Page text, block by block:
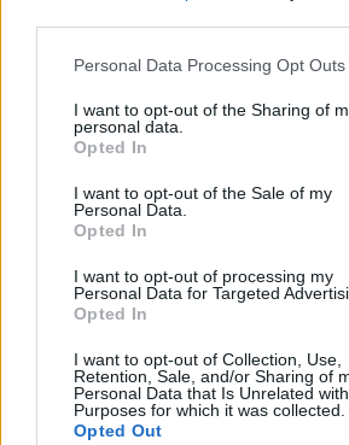
Personal Data Processing Opt Outs
I want to opt-out of the Sharing of
personal data.
Opted In
I want to opt-out of the Sale of my
Personal Data.
Opted In
I want to opt-out of processing my
Personal Data for Targeted
Opted In
I want to opt-out of Collection, Use,
Retention, Sale, and/or Sharing of
Personal Data that Is Unrelated
Purposes for which it was collected.
Opted Out
A Duna vízszintje rekordalacsony
Európa szárazsága miatt, ami miatt
kénytelen volt leállítani egyetlen
Paksi Atomerőművet. A szovjet
reaktorok
Rooby
augusztus 5, 2026